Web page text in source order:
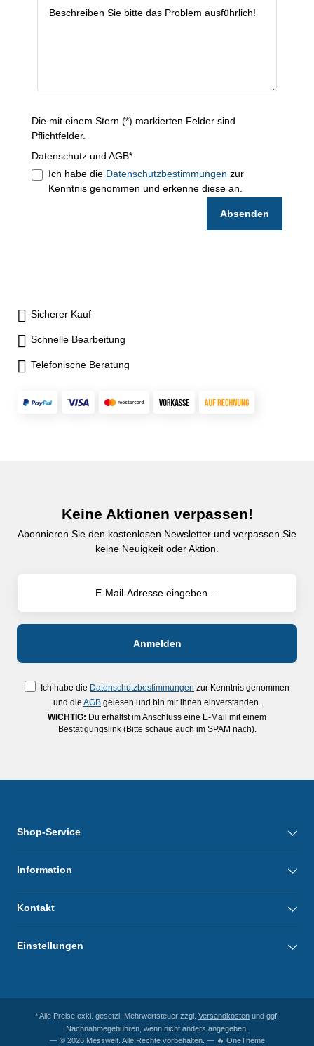
Die mit einem Stern (*) markierten Felder sind
Pflichtfelder.
Datenschutz und AGB*
Ich habe die Datenschutzbestimmungen zur
Kenntnis genommen und erkenne diese an.
Absenden
Sicherer Kauf
Schnelle Bearbeitung
Telefonische Beratung
Keine Aktionen verpassen!
Abonnieren Sie den kostenlosen Newsletter und verpassen Sie
keine Neuigkeit oder Aktion.
Ich habe die Datenschutzbestimmungen zur Kenntnis genommen
und die AGB gelesen und bin mit ihnen einverstanden.
WICHTIG: Du erhältst im Anschluss eine E-Mail mit einem
Bestätigungslink (Bitte schaue auch im SPAM nach).
Shop-Service
Information
Kontakt
Einstellungen
* Alle Preise exkl. gesetzl. Mehrwertsteuer zzgl. Versandkosten und ggf.
Nachnahmegebühren, wenn nicht anders angegeben.
— © 2026 Messwelt. Alle Rechte vorbehalten. — 🔥 OneTheme